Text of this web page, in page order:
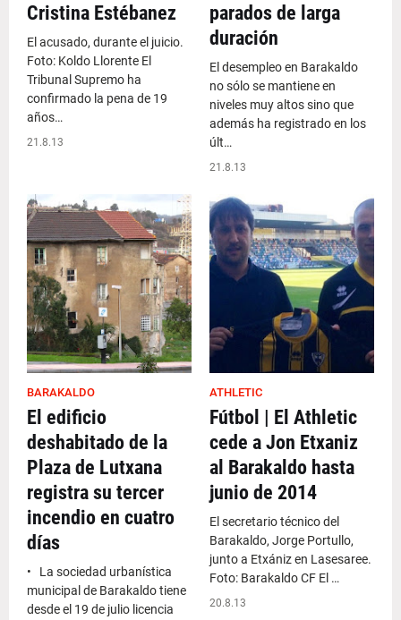
Cristina Estébanez
El acusado, durante el juicio.
Foto: Koldo Llorente El
Tribunal Supremo ha
confirmado la pena de 19
años…
21.8.13
parados de larga
duración
El desempleo en Barakaldo
no sólo se mantiene en
niveles muy altos sino que
además ha registrado en los
últ…
21.8.13
BARAKALDO
El edificio
deshabitado de la
Plaza de Lutxana
registra su tercer
incendio en cuatro
días
• La sociedad urbanística
municipal de Barakaldo tiene
desde el 19 de julio licencia
ATHLETIC
Fútbol | El Athletic
cede a Jon Etxaniz
al Barakaldo hasta
junio de 2014
El secretario técnico del
Barakaldo, Jorge Portullo,
junto a Etxániz en Lasesaree.
Foto: Barakaldo CF El …
20.8.13